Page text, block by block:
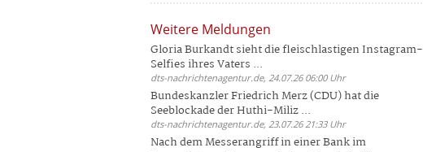
Weitere Meldungen
Gloria Burkandt sieht die fleischlastigen Instagram-
Selfies ihres Vaters ...
dts-nachrichtenagentur.de, 24.07.26 06:00 Uhr
Bundeskanzler Friedrich Merz (CDU) hat die
Seeblockade der Huthi-Miliz ...
dts-nachrichtenagentur.de, 23.07.26 21:33 Uhr
Nach dem Messerangriff in einer Bank im